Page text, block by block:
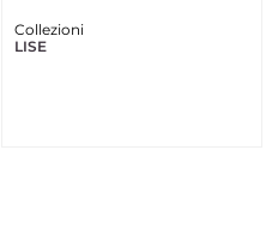
Collezioni
LISE